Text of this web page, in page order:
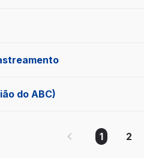
do ABC)
1 2